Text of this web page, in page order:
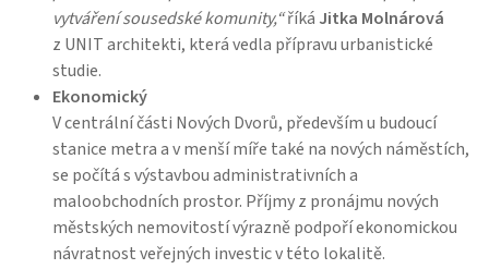
vytváření sousedské komunity,“říká Jitka Molnárová
z UNIT architekti, která vedla přípravu urbanistické
studie.
Ekonomický
V centrální části Nových Dvorů, především u budoucí
stanice metra a v menší míře také na nových náměstích,
se počítá s výstavbou administrativních a
maloobchodních prostor. Příjmy z pronájmu nových
městských nemovitostí výrazně podpoří ekonomickou
návratnost veřejných investic v této lokalitě.